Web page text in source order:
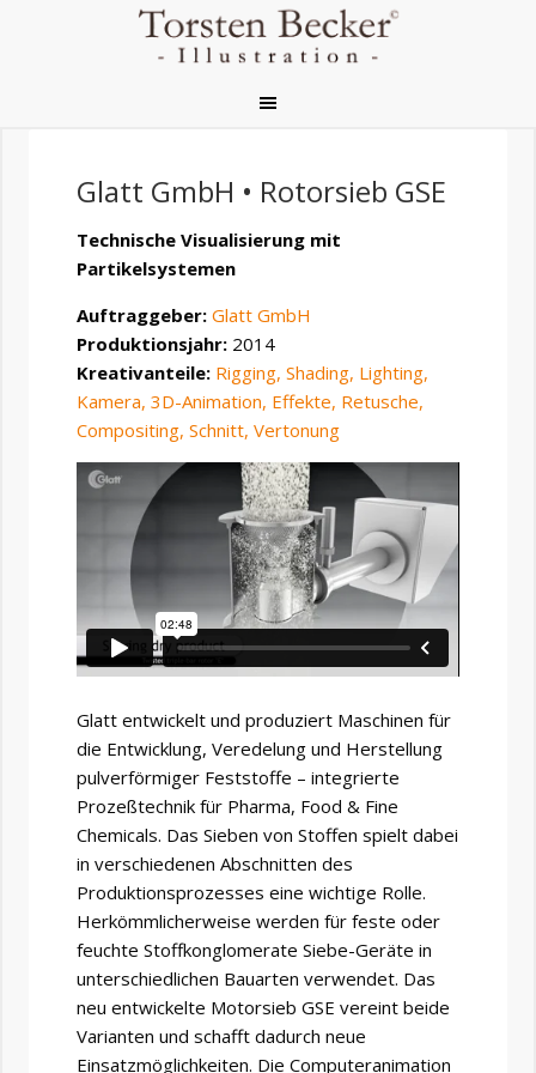
Glatt GmbH • Rotorsieb GSE
Technische Visualisierung mit
Partikelsystemen
Auftraggeber: Glatt GmbH
Produktionsjahr: 2014
Kreativanteile: Rigging, Shading, Lighting,
Kamera, 3D-Animation, Effekte, Retusche,
Compositing, Schnitt, Vertonung
Glatt entwickelt und produziert Maschinen für
die Entwicklung, Veredelung und Herstellung
pulverförmiger Feststoffe – integrierte
Prozeßtechnik für Pharma, Food & Fine
Chemicals. Das Sieben von Stoffen spielt dabei
in verschiedenen Abschnitten des
Produktionsprozesses eine wichtige Rolle.
Herkömmlicherweise werden für feste oder
feuchte Stoffkonglomerate Siebe-Geräte in
unterschiedlichen Bauarten verwendet. Das
neu entwickelte Motorsieb GSE vereint beide
Varianten und schafft dadurch neue
Einsatzmöglichkeiten. Die Computeranimation